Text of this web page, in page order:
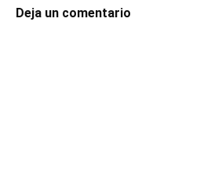
Deja un comentario